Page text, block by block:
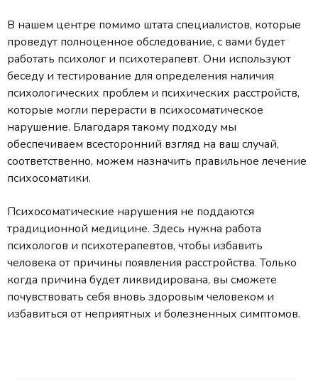
В нашем центре помимо штата специалистов, которые
проведут полноценное обследование, с вами будет
работать психолог и психотерапевт. Они используют
беседу и тестирование для определения наличия
психологических проблем и психических расстройств,
которые могли перерасти в психосоматическое
нарушение. Благодаря такому подходу мы
обеспечиваем всесторонний взгляд на ваш случай,
соответственно, можем назначить правильное лечение
психосоматики.
Психосоматические нарушения не поддаются
традиционной медицине. Здесь нужна работа
психологов и психотерапевтов, чтобы избавить
человека от причины появления расстройства. Только
когда причина будет ликвидирована, вы сможете
почувствовать себя вновь здоровым человеком и
избавиться от неприятных и болезненных симптомов.